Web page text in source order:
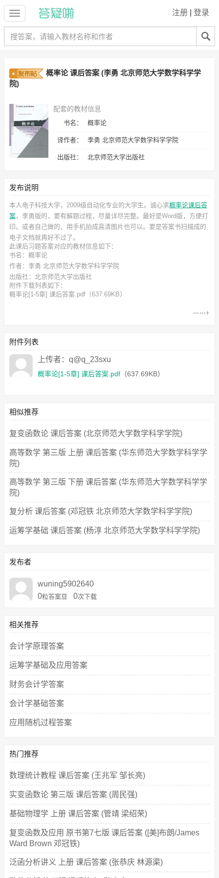
注册 登录
概率论 课后答案 (李勇 北京师范大学数学科学学
院)
配套的教材信息
书名： 概率论
译作者： 李勇 北京师范大学数学科学学院
出版社： 北京师范大学出版社
发布说明
本人电子科技大学，2009级自动化专业的大学生。诚心求概率论课后答
案，李勇版的，要有解题过程，尽量详尽完整。最好是Word版，方便打
印。或者自己做的，用手机拍成高清图片也可以。要是答案书扫描成的
电子文档就再好不过了。
此课后习题答案对应的教材信息如下：
书名：概率论
作者：李勇 北京师范大学数学科学学院
出版社：北京师范大学出版社
附件下载列表如下：
概率论[1-5章] 课后答案.pdf （637.69KB）
附件列表
上传者：q@q_23sxu
概率论[1-5章] 课后答案.pdf （637.69KB）
相似推荐
复变函数论 课后答案 (北京师范大学数学科学学院)
高等数学 第三版 上册 课后答案 (华东师范大学数学科学学
院)
高等数学 第三版 下册 课后答案 (华东师范大学数学科学学
院)
复分析 课后答案 (邓冠铁 北京师范大学数学科学学院)
运筹学基础 课后答案 (杨淳 北京师范大学数学科学学院)
发布者
wuning5902640
0粒答案豆 0次下载
相关推荐
会计学原理答案
运筹学基础及应用答案
财务会计学答案
会计学基础答案
应用随机过程答案
热门推荐
数理统计教程 课后答案 (王兆军 邹长亮)
实变函数论 第三版 课后答案 (周民强)
基础物理学 上册 课后答案 (管靖 梁绍荣)
复变函数及应用 原书第7七版 课后答案 ([美]布朗/James
Ward Brown 邓冠铁)
泛函分析讲义 上册 课后答案 (张恭庆 林源渠)